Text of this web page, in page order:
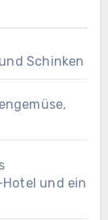
Schinken
und ein